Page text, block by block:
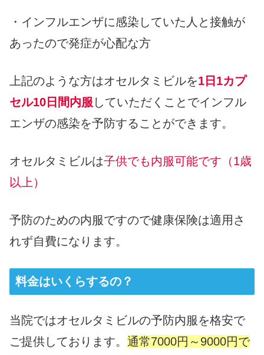
・インフルエンザに感染していた人と接触が
あったので発症が心配な方
上記のような方はオセルタミビルを1日1カプ
セル10日間内服 していただくことでインフル
エンザの感染を予防することができます。
オセルタミビルは子供でも内服可能です（1歳
以上）
予防のための内服ですので健康保険は適用さ
れず自費になります。
料金はいくらするの？
当院ではオセルタミビルの予防内服を格安で
ご提供しております。 通常7000円～9000円で